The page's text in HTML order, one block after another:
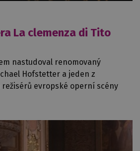
La clemenza di Tito
nastudoval renomovaný
Hofstetter a jeden z
evropské operní scény